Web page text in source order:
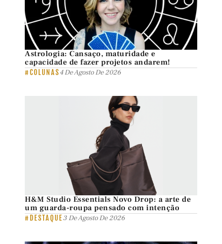
Astrologia: Cansaço, maturidade e
capacidade de fazer projetos andarem!
#COLUNAS4 De Agosto De 2026
H&M Studio Essentials Novo Drop: a arte de
um guarda-roupa pensado com intenção
#DESTAQUE3 De Agosto De 2026